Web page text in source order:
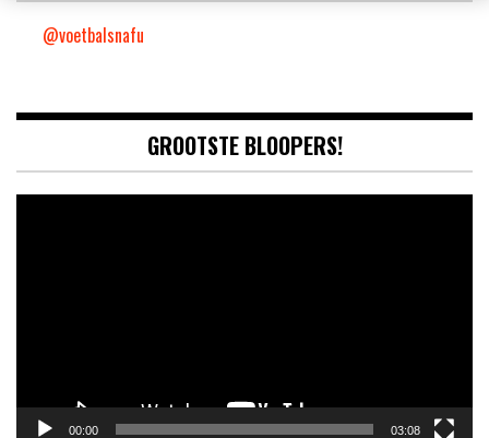
@voetbalsnafu
GROOTSTE BLOOPERS!
00:00 03:08